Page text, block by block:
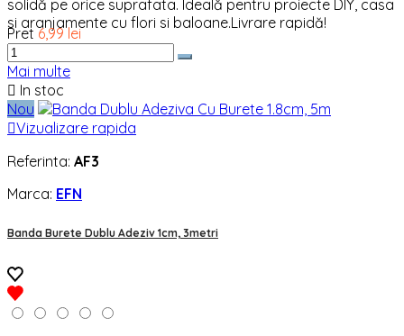
solidă pe orice suprafata. Ideală pentru proiecte DIY, casa
si aranjamente cu flori si baloane.Livrare rapidă!
Pret 6,99 lei
Mai multe
 In stoc
Nou
Vizualizare rapida
Referinta: AF3
Marca: EFN
Banda Burete Dublu Adeziv 1cm, 3metri